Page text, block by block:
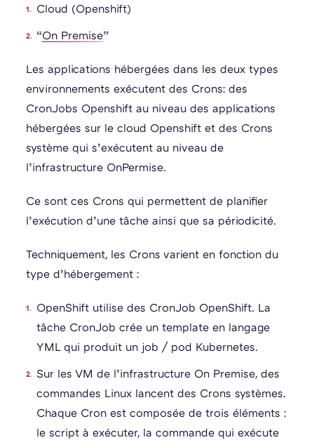
Cloud (Openshift)
“On Premise”
Les applications hébergées dans les deux types
environnements exécutent des Crons: des
CronJobs Openshift au niveau des applications
hébergées sur le cloud Openshift et des Crons
système qui s’exécutent au niveau de
l’infrastructure OnPermise.
Ce sont ces Crons qui permettent de planifier
l’exécution d’une tâche ainsi que sa périodicité.
Techniquement, les Crons varient en fonction du
type d’hébergement :
OpenShift utilise des CronJob OpenShift. La
tâche CronJob crée un template en langage
YML qui produit un job / pod Kubernetes.
Sur les VM de l’infrastructure On Premise, des
commandes Linux lancent des Crons systèmes.
Chaque Cron est composée de trois éléments :
le script à exécuter, la commande qui exécute